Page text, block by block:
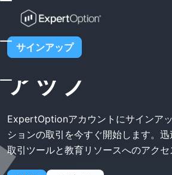
サインアップ
ホーム ExpertOptionサインアップ
ExpertOption
アップ
ExpertOptionアカウントにサインア
ションの取引を今すぐ開始します。
取引ツールと教育リソースへのアクセ